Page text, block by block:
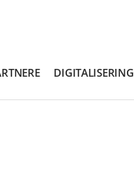
DIGITALISERING